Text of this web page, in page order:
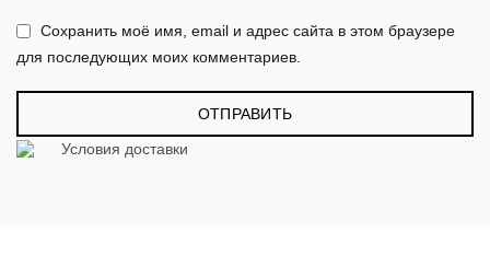
Сохранить моё имя, email и адрес сайта в этом браузере
для последующих моих комментариев.
Условия доставки